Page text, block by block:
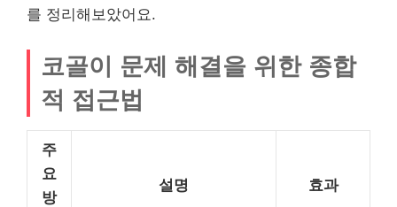
를 정리해보았어요.
코골이 문제 해결을 위한 종합
적 접근법
주
요
방
설명 효과